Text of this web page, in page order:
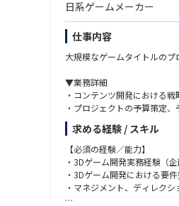
日系ゲームメーカー
仕事内容
大規模なゲームタイトルのプ
▼業務詳細
・コンテンツ開発における
・プロジェクトの予算策定
・経営層に向けた各種レポー
・スケジュール管理や人員調
・海外を含めた外部の協力会
・社内の他部署との連携、調
・プロモーションの企画、提
※ご経験やお強みにあわせて
求める経験 / スキル
【必須の経験／能力】
・3Dゲーム開発実務経験（
・3Dゲーム開発における要
・マネジメント、ディレクシ